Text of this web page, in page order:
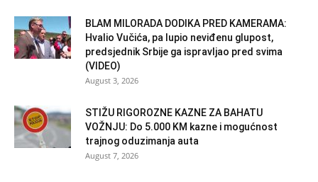
BLAM MILORADA DODIKA PRED KAMERAMA:
Hvalio Vučića, pa lupio neviđenu glupost,
predsjednik Srbije ga ispravljao pred svima
(VIDEO)
August 3, 2026
STIŽU RIGOROZNE KAZNE ZA BAHATU
VOŽNJU: Do 5.000 KM kazne i mogućnost
trajnog oduzimanja auta
August 7, 2026